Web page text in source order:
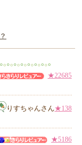
★22685
りすちゃんさん★138
★5186